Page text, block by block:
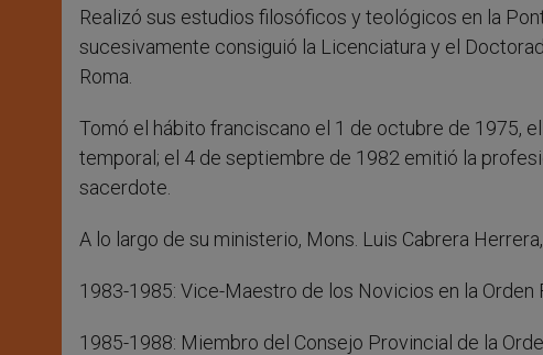
Realizó sus estudios filosóficos y teológicos en la
sucesivamente consiguió la Licenciatura y el
Roma.
Tomó el hábito franciscano el 1 de octubre de 1975,
temporal; el 4 de septiembre de 1982 emitió la
sacerdote.
A lo largo de su ministerio, Mons. Luis Cabrera
1983-1985: Vice-Maestro de los Novicios en la Orden
1985-1988: Miembro del Consejo Provincial de la